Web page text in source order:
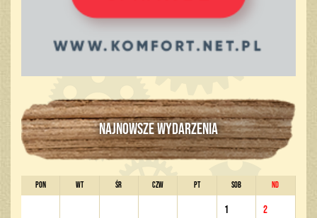
NAJNOWSZE WYDARZENIA
PON WT ŚR CZW PT SOB ND
1 2